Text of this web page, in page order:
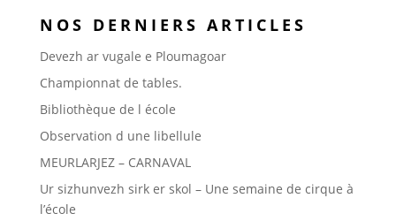
NOS DERNIERS ARTICLES
Devezh ar vugale e Ploumagoar
Championnat de tables.
Bibliothèque de l école
Observation d une libellule
MEURLARJEZ – CARNAVAL
Ur sizhunvezh sirk er skol – Une semaine de cirque à
l’école